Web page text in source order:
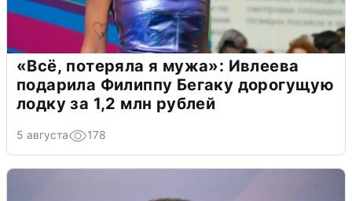
«Всё, потеряла я мужа»: Ивлеева
подарила Филиппу Бегаку дорогущую
лодку за 1,2 млн рублей
5 августа 178